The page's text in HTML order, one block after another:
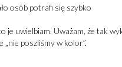
osób potrafi się szybko
je uwielbiam. Uważam, że tak
poszliśmy w kolor”.